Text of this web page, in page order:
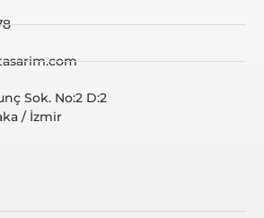
Sok. No:2 D:2
/ İzmir